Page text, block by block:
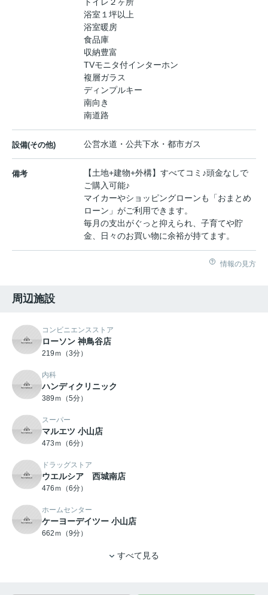
浴室１坪以上
浴室暖房
食品庫
収納豊富
TVモニタ付インターホン
複層ガラス
ディンプルキー
南向き
南道路
設備(その他) 公営水道・公共下水・都市ガス
備考
【土地+建物+外構】すべてコミ♪頭金なしで
ご購入可能♪
マイカーやショッピングローンも「おまとめ
ローン」がご利用できます。
毎月の支出がぐっと抑えられ、子育てや貯
金、日々のお買い物に余裕が持てます。
情報の見方
周辺施設
コンビニエンスストア
ローソン 神鳥谷店
219ｍ（3分）
内科
ハンディクリニック
389ｍ（5分）
スーパー
マルエツ 小山店
473ｍ（6分）
ドラッグストア
ウエルシア 西城南店
476ｍ（6分）
ホームセンター
ケーヨーデイツー 小山店
662ｍ（9分）
すべて見る